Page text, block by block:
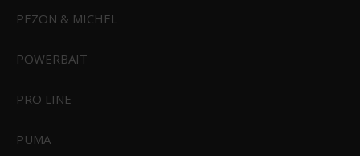
PEZON & MICHEL
POWERBAIT
PRO LINE
PUMA